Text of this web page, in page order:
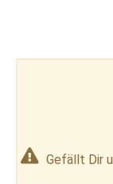
Gefällt Dir